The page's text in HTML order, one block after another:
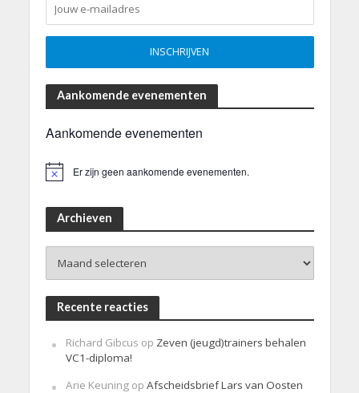
Aankomende evenementen
Aankomende evenementen
Er zijn geen aankomende evenementen.
Archieven
Recente reacties
Richard Gibcus op Zeven (jeugd)trainers behalen
VC1-diploma!
Arie Keuningop Afscheidsbrief Lars van Oosten